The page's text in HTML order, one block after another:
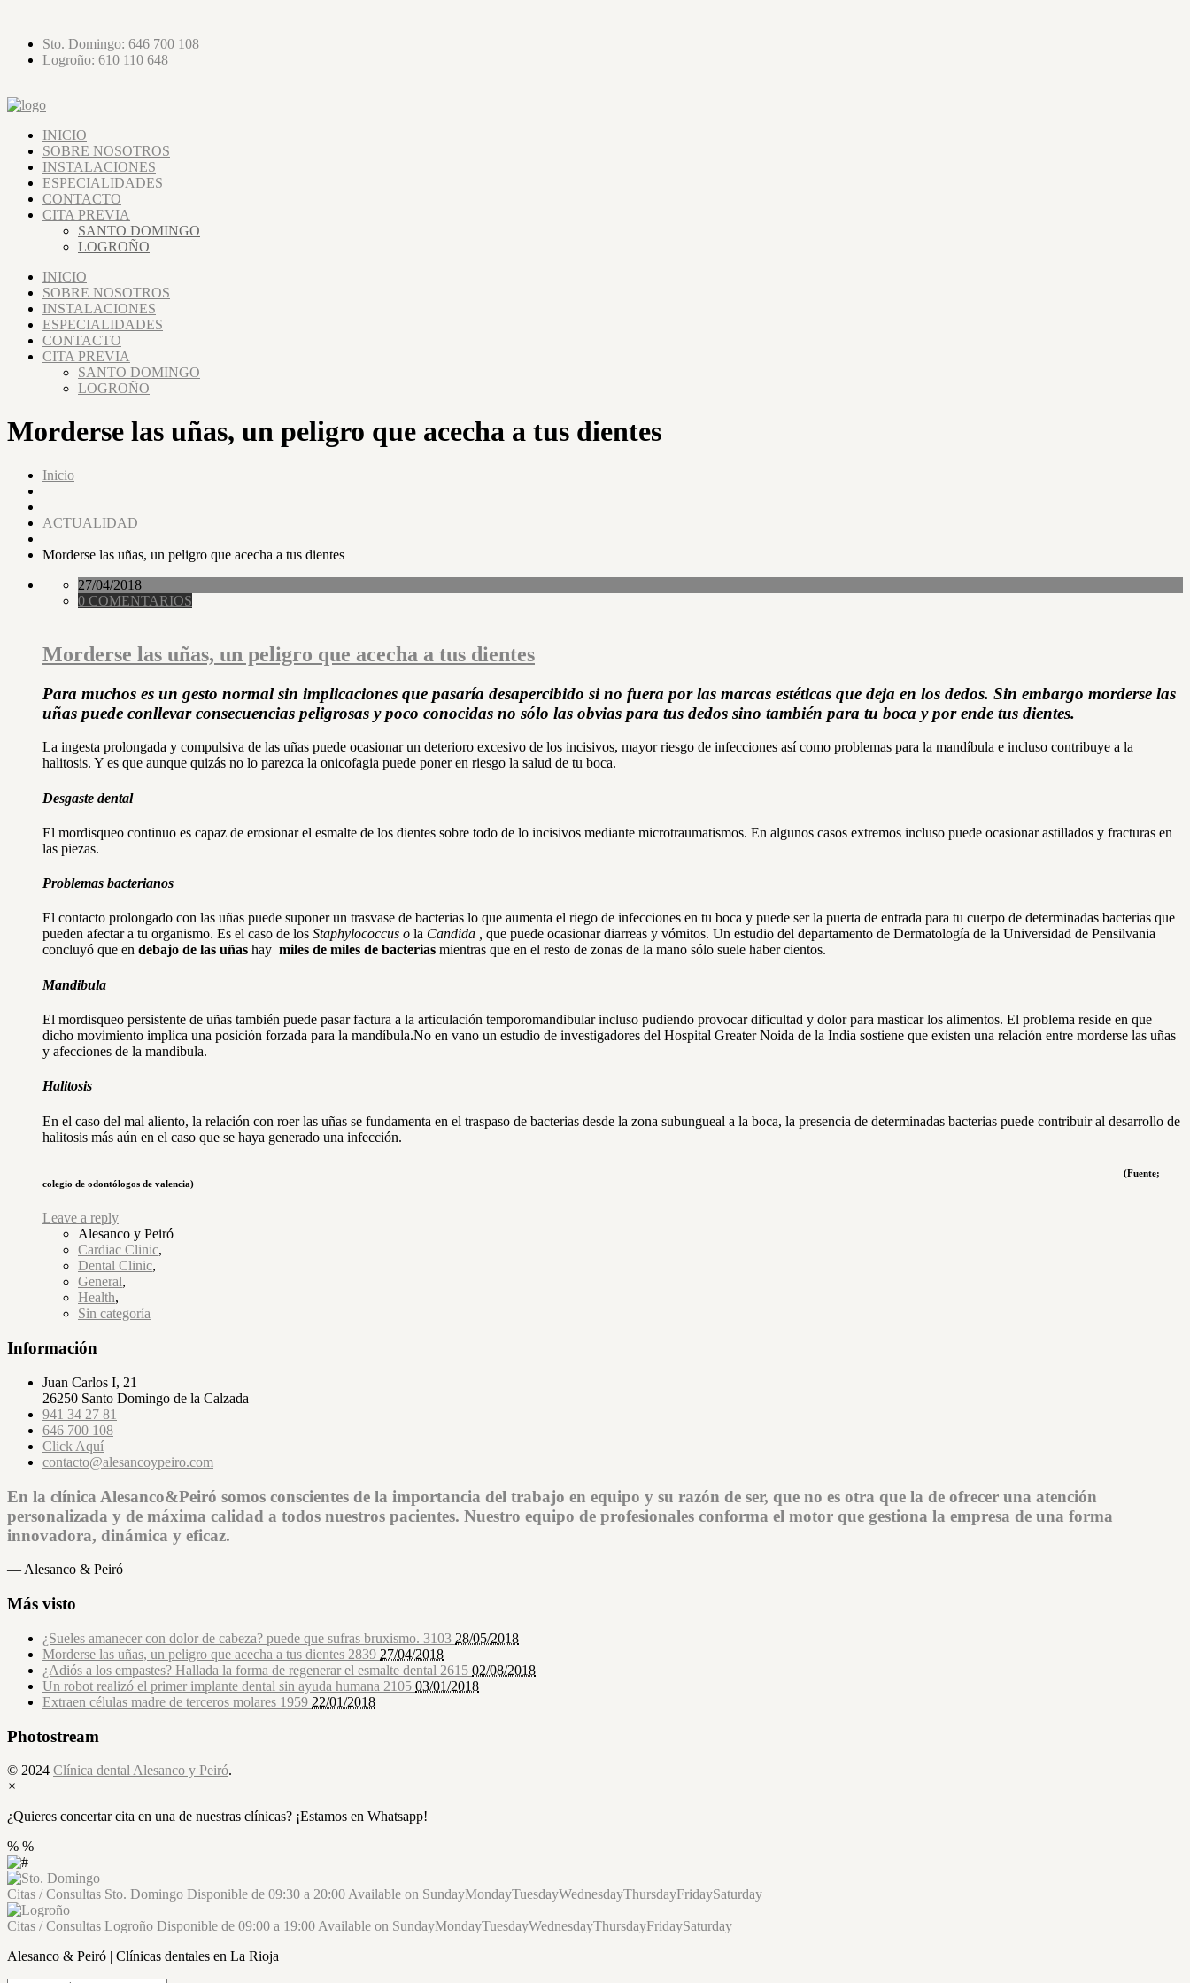
Sto. Domingo: 646 700 108
Logroño: 610 110 648
INICIO
SOBRE NOSOTROS
INSTALACIONES
ESPECIALIDADES
CONTACTO
CITA PREVIA
SANTO DOMINGO
LOGROÑO
INICIO
SOBRE NOSOTROS
INSTALACIONES
ESPECIALIDADES
CONTACTO
CITA PREVIA
SANTO DOMINGO
LOGROÑO
Morderse las uñas, un peligro que acecha a tus dientes
Inicio
ACTUALIDAD
Morderse las uñas, un peligro que acecha a tus dientes
27/04/2018
0 COMENTARIOS
Morderse las uñas, un peligro que acecha a tus dientes
Para muchos es un gesto normal sin implicaciones que pasaría desapercibido si no fuera por las marcas estéticas que deja en los dedos. Sin embargo morderse las
uñas puede conllevar consecuencias peligrosas y poco conocidas no sólo las obvias para tus dedos sino también para tu boca y por ende tus dientes.
La ingesta prolongada y compulsiva de las uñas puede ocasionar un deterioro excesivo de los incisivos, mayor riesgo de infecciones así como problemas para la mandíbula e incluso contribuye a la
halitosis. Y es que aunque quizás no lo parezca la onicofagia puede poner en riesgo la salud de tu boca.
Desgaste dental
El mordisqueo continuo es capaz de erosionar el esmalte de los dientes sobre todo de lo incisivos mediante microtraumatismos. En algunos casos extremos incluso puede ocasionar astillados y fracturas en
las piezas.
Problemas bacterianos
El contacto prolongado con las uñas puede suponer un trasvase de bacterias lo que aumenta el riego de infecciones en tu boca y puede ser la puerta de entrada para tu cuerpo de determinadas bacterias que
pueden afectar a tu organismo. Es el caso de los Staphylococcus o la Candida , que puede ocasionar diarreas y vómitos. Un estudio del departamento de Dermatología de la Universidad de Pensilvania
concluyó que en debajo de las uñas hay miles de miles de bacterias mientras que en el resto de zonas de la mano sólo suele haber cientos.
Mandibula
El mordisqueo persistente de uñas también puede pasar factura a la articulación temporomandibular incluso pudiendo provocar dificultad y dolor para masticar los alimentos. El problema reside en que
dicho movimiento implica una posición forzada para la mandíbula.No en vano un estudio de investigadores del Hospital Greater Noida de la India sostiene que existen una relación entre morderse las uñas
y afecciones de la mandibula.
Halitosis
En el caso del mal aliento, la relación con roer las uñas se fundamenta en el traspaso de bacterias desde la zona subungueal a la boca, la presencia de determinadas bacterias puede contribuir al desarrollo de
halitosis más aún en el caso que se haya generado una infección.
(Fuente;
colegio de odontólogos de valencia)
Leave a reply
Alesanco y Peiró
Cardiac Clinic,
Dental Clinic,
General,
Health,
Sin categoría
Información
Juan Carlos I, 21
26250 Santo Domingo de la Calzada
941 34 27 81
646 700 108
Click Aquí
contacto@alesancoypeiro.com
En la clínica Alesanco&Peiró somos conscientes de la importancia del trabajo en equipo y su razón de ser, que no es otra que la de ofrecer una atención
personalizada y de máxima calidad a todos nuestros pacientes. Nuestro equipo de profesionales conforma el motor que gestiona la empresa de una forma
innovadora, dinámica y eficaz.
— Alesanco & Peiró
Más visto
¿Sueles amanecer con dolor de cabeza? puede que sufras bruxismo. 3103 28/05/2018
Morderse las uñas, un peligro que acecha a tus dientes 2839 27/04/2018
¿Adiós a los empastes? Hallada la forma de regenerar el esmalte dental 2615 02/08/2018
Un robot realizó el primer implante dental sin ayuda humana 2105 03/01/2018
Extraen células madre de terceros molares 1959 22/01/2018
Photostream
© 2024 Clínica dental Alesanco y Peiró.
×
¿Quieres concertar cita en una de nuestras clínicas? ¡Estamos en Whatsapp!
% %
Citas / Consultas Sto. Domingo Disponible de 09:30 a 20:00 Available on SundayMondayTuesdayWednesdayThursdayFridaySaturday
Citas / Consultas Logroño Disponible de 09:00 a 19:00 Available on SundayMondayTuesdayWednesdayThursdayFridaySaturday
Alesanco & Peiró | Clínicas dentales en La Rioja